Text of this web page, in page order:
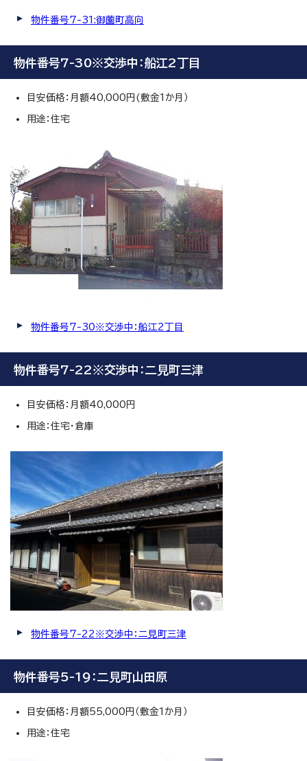
物件番号7-31:御薗町高向
物件番号7-30※交渉中：船江2丁目
目安価格：月額40,000円(敷金1か月）
用途：住宅
物件番号7-30※交渉中：船江2丁目
物件番号7-22※交渉中：二見町三津
目安価格：月額40,000円
用途：住宅・倉庫
物件番号7-22※交渉中：二見町三津
物件番号5-19：二見町山田原
目安価格：月額55,000円（敷金1か月）
用途：住宅